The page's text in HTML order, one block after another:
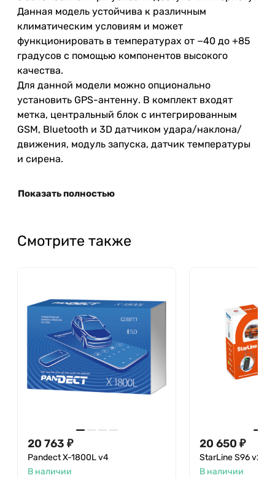
Данная модель устойчива к различным
климатическим условиям и может
функционировать в температурах от −40 до +85
градусов с помощью компонентов высокого
качества.
Для данной модели можно опционально
установить GPS-антенну. В комплект входят
метка, центральный блок с интегрированным
GSM, Bluetooth и 3D датчиком удара/наклона/
движения, модуль запуска, датчик температуры
и сирена.
Показать полностью
Смотрите также
20 763 ₽
Pandect X-1800L v4
В наличии
20 650 ₽
StarLine S96 v2
В наличии